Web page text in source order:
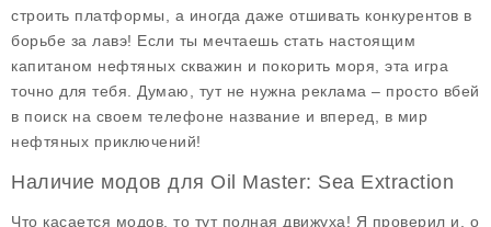
строить платформы, а иногда даже отшивать конкурентов в
борьбе за лавэ! Если ты мечтаешь стать настоящим
капитаном нефтяных скважин и покорить моря, эта игра
точно для тебя. Думаю, тут не нужна реклама – просто вбей
в поиск на своем телефоне название и вперед, в мир
нефтяных приключений!
Наличие модов для Oil Master: Sea Extraction
Что касается модов, то тут полная движуха! Я проверил и, о